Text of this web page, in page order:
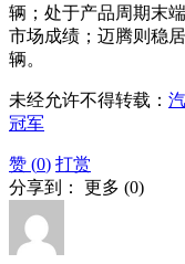
辆；处于产品周期末
市场成绩；迈腾则稳
辆。
未经允许不得转载：
冠军
赞 (0) 打赏
分享到： 更多 (0)